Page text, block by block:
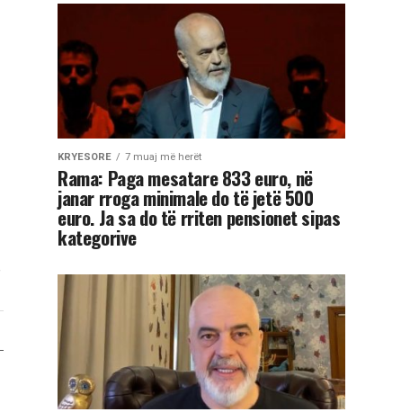
KRYESORE 7 muaj më herët
Rama: Paga mesatare 833 euro, në
janar rroga minimale do të jetë 500
euro. Ja sa do të rriten pensionet sipas
kategorive